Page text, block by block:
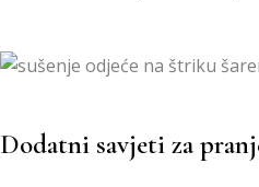
Dodatni savjeti za